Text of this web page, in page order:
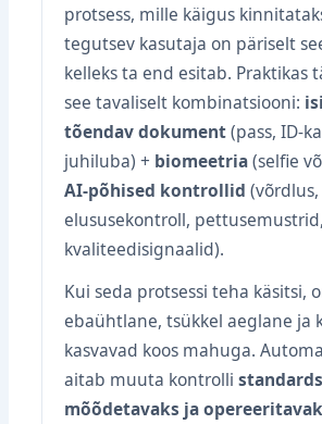
protsess, mille käigus
tegutsev kasutaja on päriselt
kelleks ta end esitab. Praktikas
see tavaliselt kombinatsiooni:
tõendav dokument(pass,
juhiluba) + biomeetria(selfie
AI‑põhised kontrollid (võrdlus,
elususekontroll, pettusemustrid,
kvaliteedisignaalid).
Kui seda protsessi teha käsitsi,
ebaühtlane, tsükkel aeglane ja
kasvavad koos mahuga.
aitab muuta kontrolli
mõõdetavaks ja